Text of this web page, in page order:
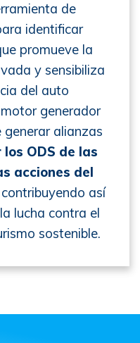
de
identificar
promueve la
y sensibiliza
del auto
generador
alianzas
los ODS de las
acciones del
contribuyendo así
lucha contra el
sostenible.